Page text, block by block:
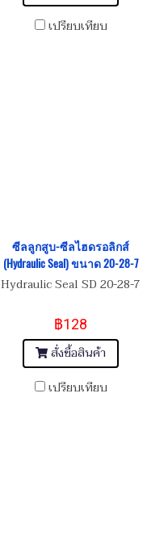
เปรียบเทียบ
ซีลลูกสูบ-ซีลไฮดรอลิกส์
(Hydraulic Seal) ขนาด 20-28-7
Hydraulic Seal SD 20-28-7
฿128
สั่งซื้อสินค้า
เปรียบเทียบ